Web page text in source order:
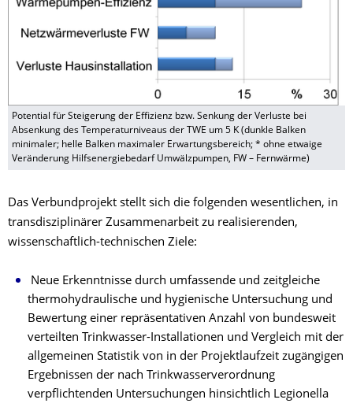
Potential für Steigerung der Effizienz bzw. Senkung der Verluste bei
Absenkung des Temperaturniveaus der TWE um 5 K (dunkle Balken
minimaler; helle Balken maximaler Erwartungsbereich; * ohne etwaige
Veränderung Hilfsenergiebedarf Umwälzpumpen, FW – Fernwärme)
Das Verbundprojekt stellt sich die folgenden wesentlichen, in
transdisziplinärer Zusammenarbeit zu realisierenden,
wissenschaftlich-technischen Ziele:
Neue Erkenntnisse durch umfassende und zeitgleiche
thermohydraulische und hygienische Untersuchung und
Bewertung einer repräsentativen Anzahl von bundesweit
verteilten Trinkwasser-Installationen und Vergleich mit der
allgemeinen Statistik von in der Projektlaufzeit zugängigen
Ergebnissen der nach Trinkwasserverordnung
verpflichtenden Untersuchungen hinsichtlich Legionella